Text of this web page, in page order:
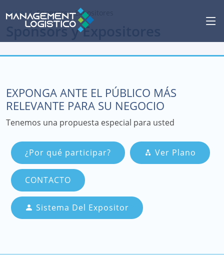
Inicio Sponsors y Expositores
Sponsors y Expositores
EXPONGA ANTE EL PÚBLICO MÁS
RELEVANTE PARA SU NEGOCIO
Tenemos una propuesta especial para usted
¿Por qué participar? Ver Plano
CONTACTO
Sistema Del Expositor